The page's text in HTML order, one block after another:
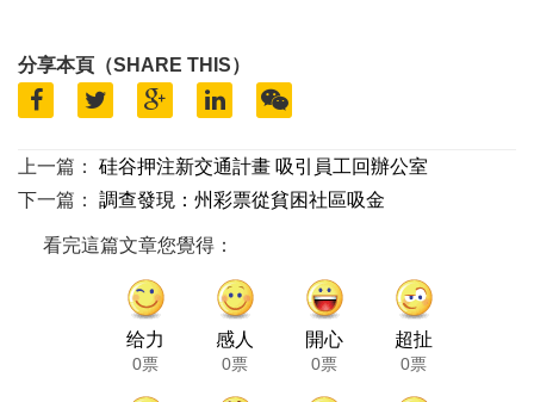
分享本頁（SHARE THIS）
上一篇：
硅谷押注新交通計畫 吸引員工回辦公室
下一篇：
調查發現：州彩票從貧困社區吸金
看完這篇文章您覺得：
给力
0票
感人
0票
開心
0票
超扯
0票